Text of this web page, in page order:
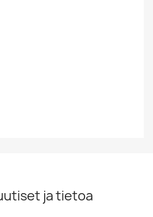
ja tietoa